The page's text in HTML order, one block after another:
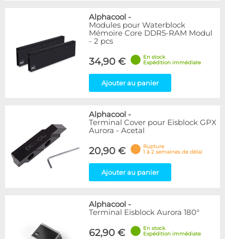
Alphacool -
Modules pour Waterblock
Mémoire Core DDR5-RAM Modul
- 2 pcs
34,90 €
En stock
Expédition immédiate
Ajouter au panier
Alphacool -
Terminal Cover pour Eisblock GPX
Aurora - Acetal
20,90 €
Rupture
1 à 2 semaines de délai
Ajouter au panier
Alphacool -
Terminal Eisblock Aurora 180°
62,90 €
En stock
Expédition immédiate